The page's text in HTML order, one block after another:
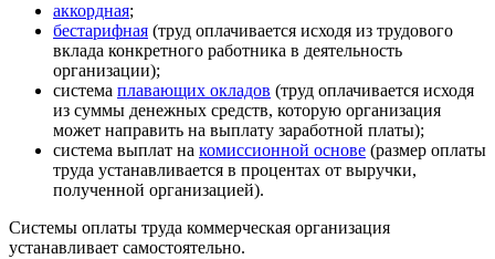
аккордная;
бестарифная (труд оплачивается исходя из трудового
вклада конкретного работника в деятельность
организации);
система плавающих окладов (труд оплачивается исходя
из суммы денежных средств, которую организация
может направить на выплату заработной платы);
система выплат на комиссионной основе (размер оплаты
труда устанавливается в процентах от выручки,
полученной организацией).
Системы оплаты труда коммерческая организация
устанавливает самостоятельно.